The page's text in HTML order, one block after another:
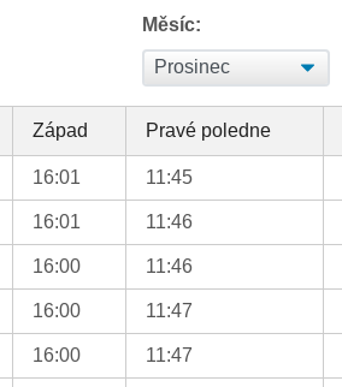
Měsíc:
Západ Pravé poledne
16:01 11:45
16:01 11:46
16:00 11:46
16:00 11:47
16:00 11:47